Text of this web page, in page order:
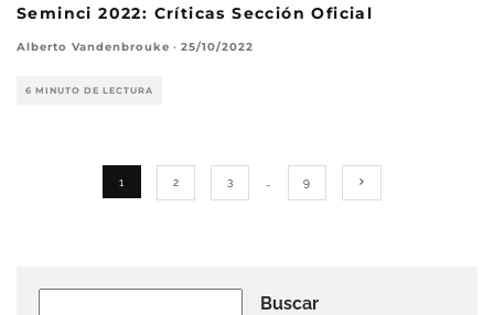
Seminci 2022: Críticas Sección Oficial
Alberto Vandenbrouke · 25/10/2022
6 MINUTO DE LECTURA
1 2 3 9
Buscar